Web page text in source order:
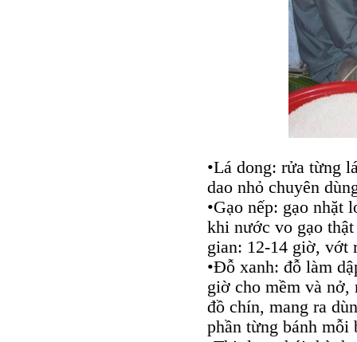
•Lá dong: rửa từng
dao nhỏ chuyên
•Gạo nếp: gạo nhặt
khi nước vo gạo
gian: 12-14 giờ, vớt
•Đỗ xanh: đỗ làm
giờ cho mềm và nở,
đồ chín, mang ra
phần từng bánh mỗi